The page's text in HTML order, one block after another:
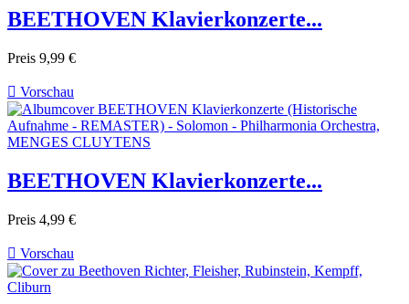
BEETHOVEN Klavierkonzerte...
Preis 9,99 €
 Vorschau
BEETHOVEN Klavierkonzerte...
Preis 4,99 €
 Vorschau